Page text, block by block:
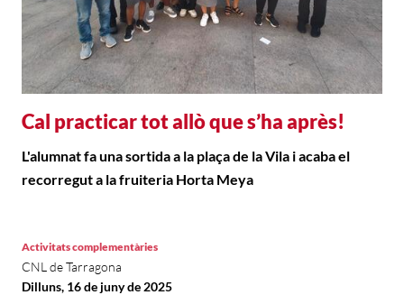
Cal practicar tot allò que s’ha après!
L'alumnat fa una sortida a la plaça de la Vila i acaba el
recorregut a la fruiteria Horta Meya
Activitats complementàries
CNL de Tarragona
Dilluns, 16 de juny de 2025